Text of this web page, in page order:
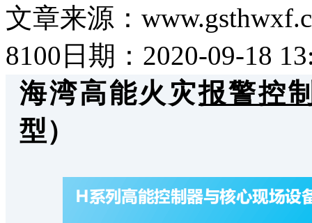
文章来源：
8100 日期：2020-09-18
海湾高能火灾报警控
型）